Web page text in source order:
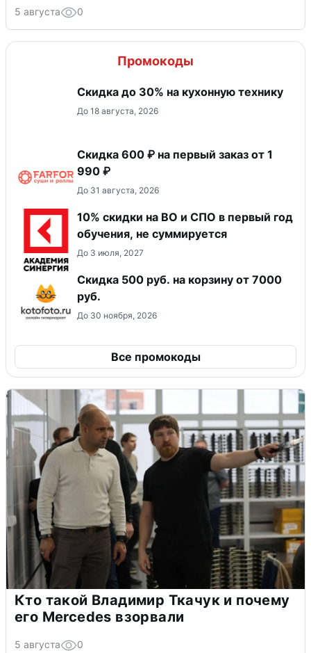
5 августа 0
Промокоды
Скидка до 30% на кухонную технику
До 18 августа, 2026
Скидка 600 ₽ на первый заказ от 1
990 ₽
До 31 августа, 2026
10% скидки на ВО и СПО в первый год
обучения, не суммируется
До 3 июля, 2027
Скидка 500 руб. на корзину от 7000
руб.
До 30 ноября, 2026
Все промокоды
Кто такой Владимир Ткачук и почему
его Mercedes взорвали
5 августа 0